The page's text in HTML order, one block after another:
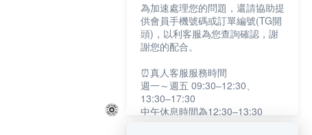
為加速處理您的問題，還請協助提
供會員手機號碼或訂單編號(TG開
頭)，以利客服為您查詢確認，謝
謝您的配合。
⏰真人客服服務時間
週一～週五 09:30–12:30、
13:30–17:30
中午休息時間為12:30–13:30